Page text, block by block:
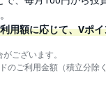
用額に応じて、Vポ
ございます。
のご利用金額（積立分除